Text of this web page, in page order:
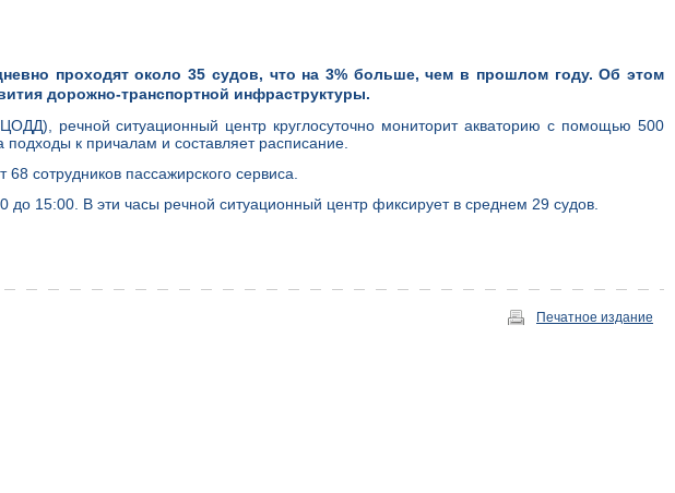
проходят около 35 судов, что на 3% больше, чем в прошлом году. Об этом
дорожно-транспортной инфраструктуры.
речной ситуационный центр круглосуточно мониторит акваторию с помощью 500
к причалам и составляет расписание.
сотрудников пассажирского сервиса.
15:00. В эти часы речной ситуационный центр фиксирует в среднем 29 судов.
Печатное издание